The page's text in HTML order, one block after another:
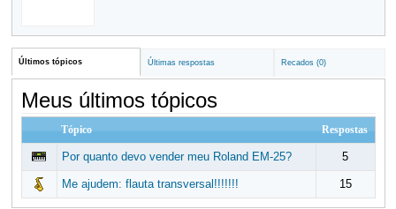
Últimos tópicos Últimas respostas Recados (0)
Meus últimos tópicos
Tópico Respostas
Por quanto devo vender meu Roland EM-25? 5
Me ajudem: flauta transversal!!!!!!! 15